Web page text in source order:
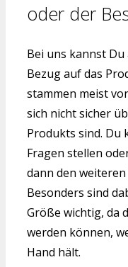
oder der
Bei uns kannst
Bezug auf das
stammen meist
sich nicht sicher
Produkts sind. Du
Fragen stellen
dann den
Besonders sind
Größe wichtig, da
werden können,
Hand hält.